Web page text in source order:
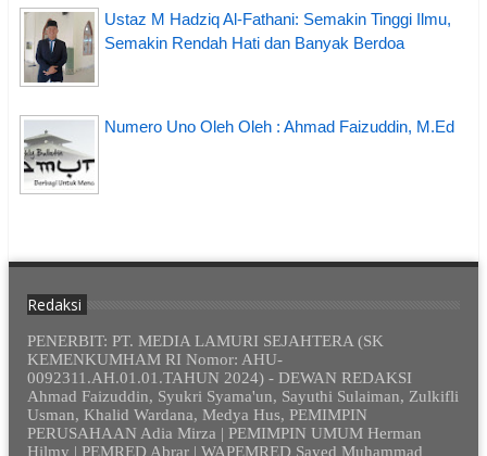
Ustaz M Hadziq Al-Fathani: Semakin Tinggi Ilmu,
Semakin Rendah Hati dan Banyak Berdoa
Numero Uno Oleh Oleh : Ahmad Faizuddin, M.Ed
Redaksi
PENERBIT: PT. MEDIA LAMURI SEJAHTERA (SK
KEMENKUMHAM RI Nomor: AHU-
0092311.AH.01.01.TAHUN 2024) - DEWAN REDAKSI
Ahmad Faizuddin, Syukri Syama'un, Sayuthi Sulaiman, Zulkifli
Usman, Khalid Wardana, Medya Hus, PEMIMPIN
PERUSAHAAN Adia Mirza | PEMIMPIN UMUM Herman
Hilmy | PEMRED Abrar | WAPEMRED Sayed Muhammad